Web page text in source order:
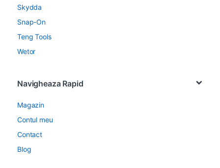
Skydda
Snap-On
Teng Tools
Wetor
Navigheaza Rapid
Magazin
Contul meu
Contact
Blog